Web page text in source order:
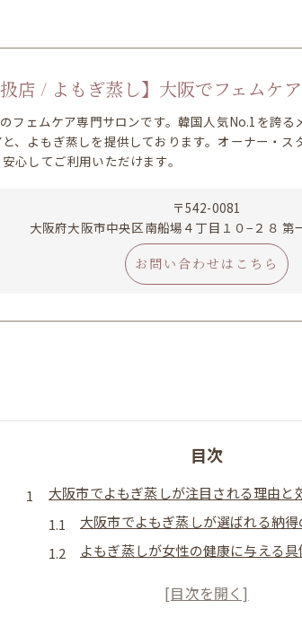
扱店 / よもぎ蒸し】大阪でフェムケ
フェムケア専門サロンです。韓国人気No.1を誇
、よもぎ蒸しを提供しております。オーナー・
心してご利用いただけます。
〒542-0081
大阪府大阪市中央区南船場４丁目１０−２８ 第
お問い合わせはこちら
目次
大阪市でよもぎ蒸しが注目される理由と
大阪市でよもぎ蒸しが選ばれる納
よもぎ蒸しが女性の健康に与える
よもぎ蒸しの心身リラックス効果に